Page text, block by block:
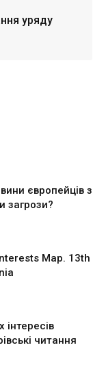
уряду
європейців з
загрози?
Map. 13th
інтересів
читання